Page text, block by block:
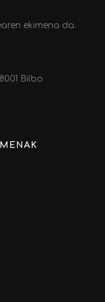
ekimena da.
Bilbo